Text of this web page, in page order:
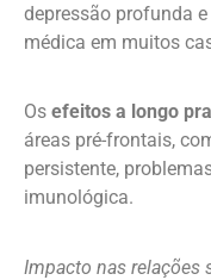
depressão profunda
médica em muitos
Os efeitos a longo
áreas pré-frontais,
persistente,
imunológica.
Impacto nas relações